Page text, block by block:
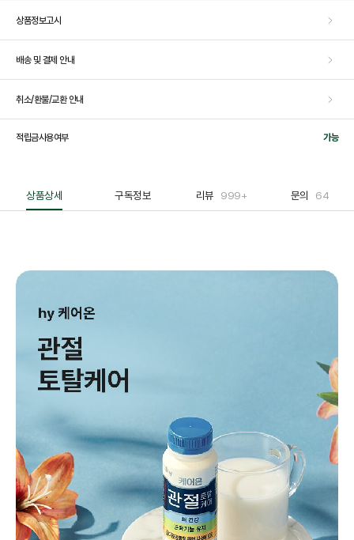
상품정보고시
배송 및 결제 안내
취소/환불/교환 안내
적립금사용여부 가능
상품상세 구독정보 리뷰 999+ 문의 64